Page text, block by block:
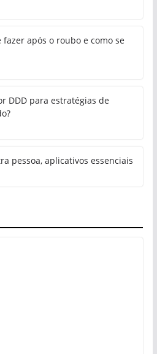
após o roubo e como se
DDD para estratégias de
pessoa, aplicativos essenciais